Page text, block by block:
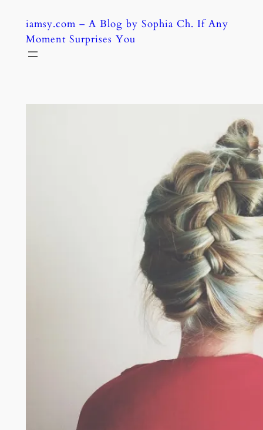
content
iamsy.com – A Blog by Sophia Ch. If Any
Moment Surprises You